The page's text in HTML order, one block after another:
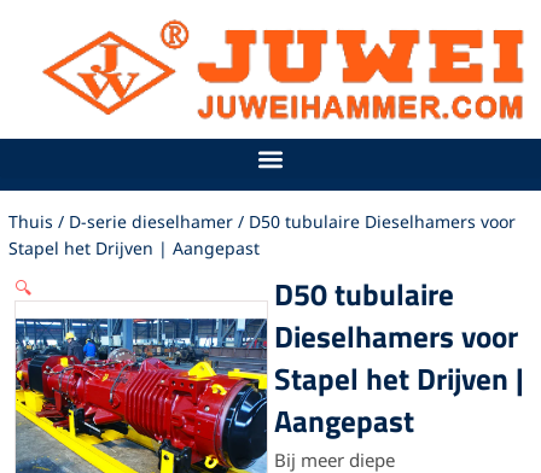
Thuis / D-serie dieselhamer / D50 tubulaire Dieselhamers voor
Stapel het Drijven | Aangepast
🔍
D50 tubulaire
Dieselhamers voor
Stapel het Drijven |
Aangepast
Bij meer diepe